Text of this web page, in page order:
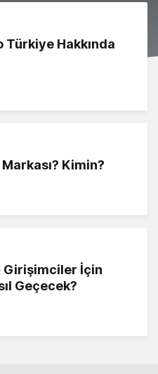
Hakkında
Kimin?
Girişimciler İçin
Geçecek?